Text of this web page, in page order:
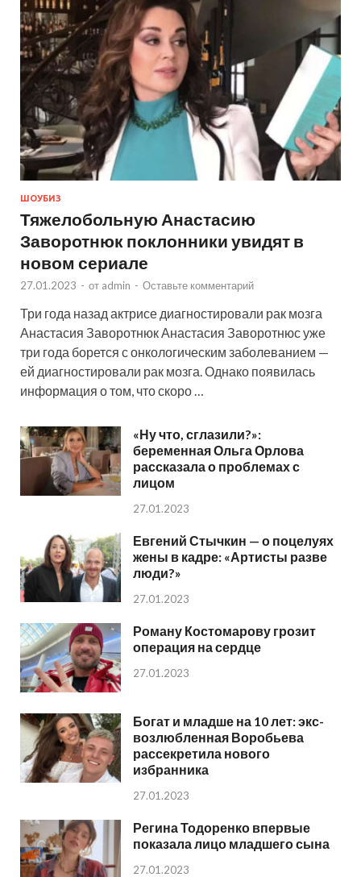
ШОУБИЗ
Тяжелобольную Анастасию
Заворотнюк поклонники увидят в
новом сериале
27.01.2023 - от admin - Оставьте комментарий
Три года назад актрисе диагностировали рак мозга
Анастасия Заворотнюк Анастасия Заворотнюс уже
три года борется с онкологическим заболеванием —
ей диагностировали рак мозга. Однако появилась
информация о том, что скоро …
«Ну что, сглазили?»:
беременная Ольга Орлова
рассказала о проблемах с
лицом
27.01.2023
Евгений Стычкин — о поцелуях
жены в кадре: «Артисты разве
люди?»
27.01.2023
Роману Костомарову грозит
операция на сердце
27.01.2023
Богат и младше на 10 лет: экс-
возлюбленная Воробьева
рассекретила нового
избранника
27.01.2023
Регина Тодоренко впервые
показала лицо младшего сына
27.01.2023